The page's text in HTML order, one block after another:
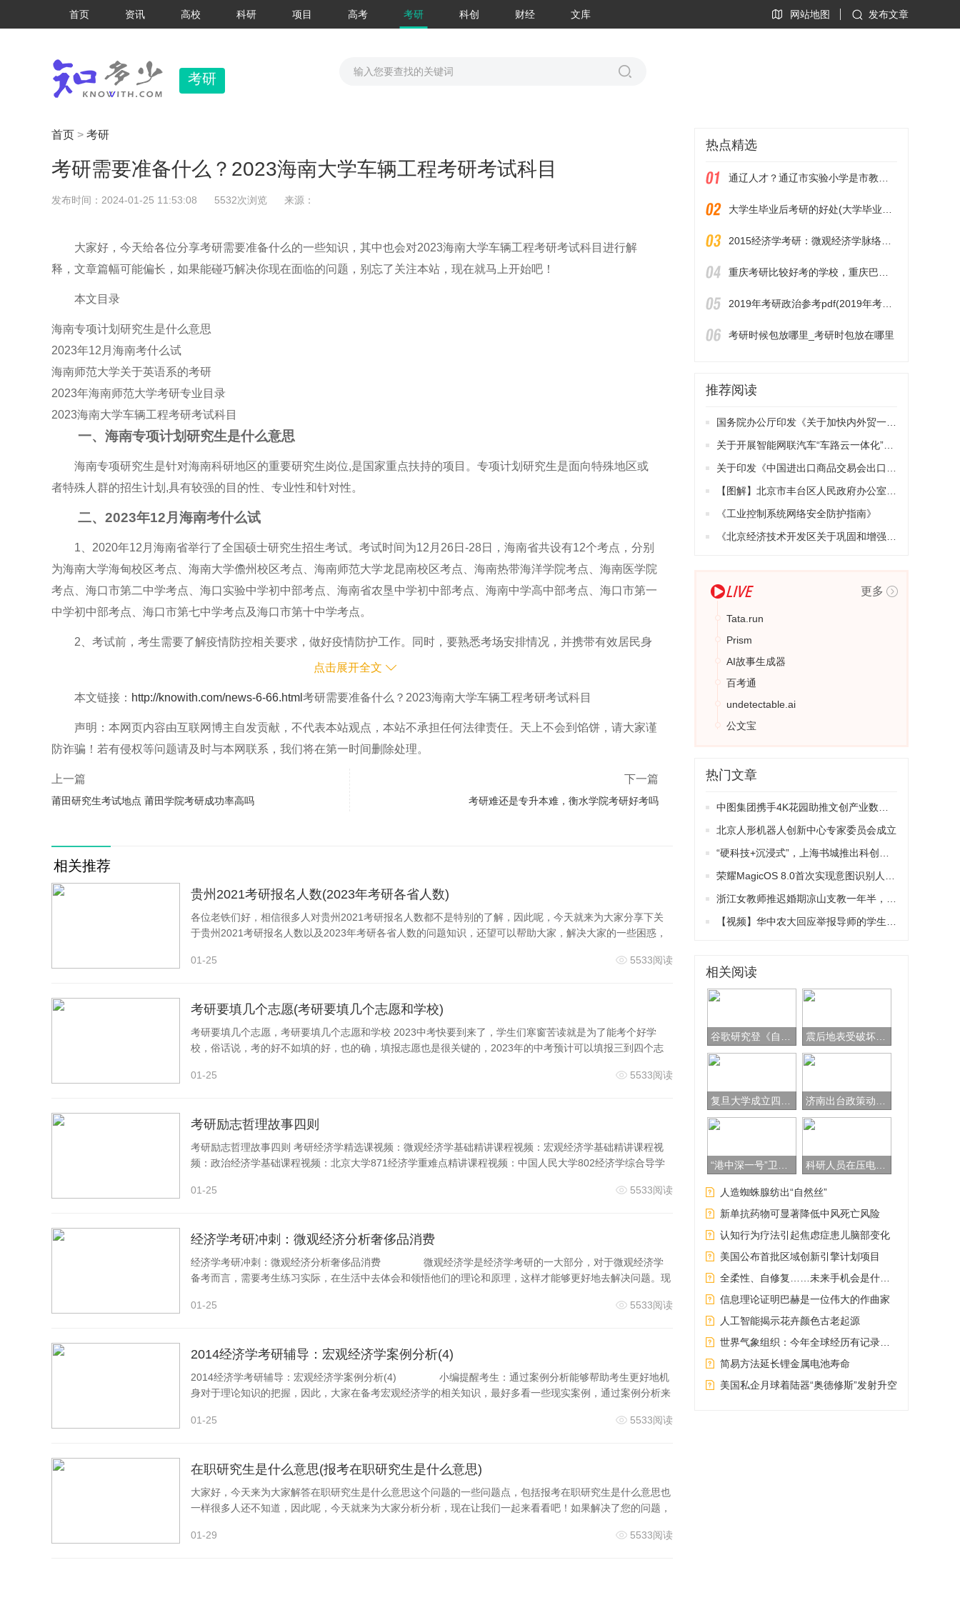
首页 资讯 高校 科研 项目 高考 考研 科创 财经 文库 网站地图 发布文章
考研
首页 > 考研
考研需要准备什么？2023海南大学车辆工程考研考试科目
发布时间：2024-01-25 11:53:08 5532次浏览 来源：
大家好，今天给各位分享考研需要准备什么的一些知识，其中也会对2023海南大学车辆工程考研考试科目进行解
释，文章篇幅可能偏长，如果能碰巧解决你现在面临的问题，别忘了关注本站，现在就马上开始吧！
本文目录
海南专项计划研究生是什么意思
2023年12月海南考什么试
海南师范大学关于英语系的考研
2023年海南师范大学考研专业目录
2023海南大学车辆工程考研考试科目
一、海南专项计划研究生是什么意思
海南专项研究生是针对海南科研地区的重要研究生岗位,是国家重点扶持的项目。专项计划研究生是面向特殊地区或
者特殊人群的招生计划,具有较强的目的性、专业性和针对性。
二、2023年12月海南考什么试
1、2020年12月海南省举行了全国硕士研究生招生考试。考试时间为12月26日-28日，海南省共设有12个考点，分别
为海南大学海甸校区考点、海南大学儋州校区考点、海南师范大学龙昆南校区考点、海南热带海洋学院考点、海南医学院
考点、海口市第二中学考点、海口实验中学初中部考点、海南省农垦中学初中部考点、海南中学高中部考点、海口市第一
中学初中部考点、海口市第七中学考点及海口市第十中学考点。
2、考试前，考生需要了解疫情防控相关要求，做好疫情防护工作。同时，要熟悉考场安排情况，并携带有效居民身
份证和准考证进入考场。此外，考生还要自觉遵守考试规则，诚信应考，切勿轻信“助考机构”的虚假宣传。
三、海南师范大学关于英语系的考研
1、抱歉，海南师范大学2011年没有英语系的研究生招生，建议报考海南大学。海南大学有英语专业的研究生：
2、你需要做的就是好好按照要考试的科目准备考试，其次就是预先和你可能的导师取得联系，这样子方便今后的录
取工作！！
四、2023年海南师范大学考研专业目录
等8个一级专业，以及教育技术学（含教师教育）、中国语言文化（含语音助手）、心理学和应用心理学4个二级专业。此
1、根据2023年海南大学车辆工程考研的相关信息，考试科目主要包括：数学、英语、专业课程。
2、数学部分可能涉及高等数学、线性代数、概率论等内容；英语部分可能包括阅读理解、写作、翻译等方面；专业
3、考生需要全面掌握相关知识，注重理论与实践相结合，提前做好准备，以取得良好的考试成绩。
关于考研需要准备什么和2023海南大学车辆工程考研考试科目的介绍到此就结束了，不知道你从中找到你需要的信
息了吗 ？如果你还想了解更多这方面的信息，记得收藏关注本站。
点击展开全文
本文链接： http://knowith.com/news-6-66.html 考研需要准备什么？2023海南大学车辆工程考研考试科目
声明：本网页内容由互联网博主自发贡献，不代表本站观点，本站不承担任何法律责任。天上不会到馅饼，请大家谨
防诈骗！若有侵权等问题请及时与本网联系，我们将在第一时间删除处理。
上一篇
莆田研究生考试地点 莆田学院考研成功率高吗
下一篇
考研难还是专升本难，衡水学院考研好考吗
相关推荐
贵州2021考研报名人数(2023年考研各省人数)
各位老铁们好，相信很多人对贵州2021考研报名人数都不是特别的了解，因此呢，今天就来为大家分享下关
于贵州2021考研报名人数以及2023年考研各省人数的问题知识，还望可以帮助大家，解决大家的一些困惑，
01-25
5533阅读
考研要填几个志愿(考研要填几个志愿和学校)
考研要填几个志愿，考研要填几个志愿和学校 2023中考快要到来了，学生们寒窗苦读就是为了能考个好学
校，俗话说，考的好不如填的好，也的确，填报志愿也是很关键的，2023年的中考预计可以填报三到四个志
01-25
5533阅读
考研励志哲理故事四则
考研励志哲理故事四则 考研经济学精选课视频：微观经济学基础精讲课程视频：宏观经济学基础精讲课程视
频：政治经济学基础课程视频：北京大学871经济学重难点精讲课程视频：中国人民大学802经济学综合导学
01-25
5533阅读
经济学考研冲刺：微观经济分析奢侈品消费
经济学考研冲刺：微观经济分析奢侈品消费 微观经济学是经济学考研的一大部分，对于微观经济学
备考而言，需要考生练习实际，在生活中去体会和领悟他们的理论和原理，这样才能够更好地去解决问题。现
01-25
5533阅读
2014经济学考研辅导：宏观经济学案例分析(4)
2014经济学考研辅导：宏观经济学案例分析(4) 小编提醒考生：通过案例分析能够帮助考生更好地机
身对于理论知识的把握，因此，大家在备考宏观经济学的相关知识，最好多看一些现实案例，通过案例分析来
01-25
5533阅读
在职研究生是什么意思(报考在职研究生是什么意思)
大家好，今天来为大家解答在职研究生是什么意思这个问题的一些问题点，包括报考在职研究生是什么意思也
一样很多人还不知道，因此呢，今天就来为大家分析分析，现在让我们一起来看看吧！如果解决了您的问题，
01-29
5533阅读
热点精选
考研时候包放哪里_考研时包放在哪里
推荐阅读
《工业控制系统网络安全防护指南》
更多
Tata.run
Prism
AI故事生成器
百考通
undetectable.ai
公文宝
热门文章
北京人形机器人创新中心专家委员会成立
相关阅读
人造蜘蛛腺纺出“自然丝”
新单抗药物可显著降低中风死亡风险
认知行为疗法引起焦虑症患儿脑部变化
美国公布首批区域创新引擎计划项目
信息理论证明巴赫是一位伟大的作曲家
人工智能揭示花卉颜色古老起源
简易方法延长锂金属电池寿命
美国私企月球着陆器“奥德修斯”发射升空